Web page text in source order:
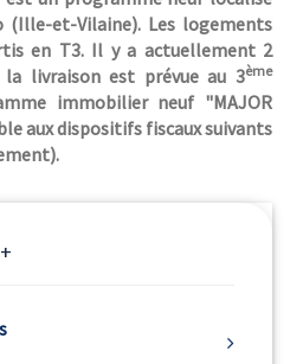
(Ille-et-Vilaine). Les logements
en T3. Il y a actuellement 2
livraison est prévue au 3ème
immobilier neuf "MAJOR
aux dispositifs fiscaux suivants